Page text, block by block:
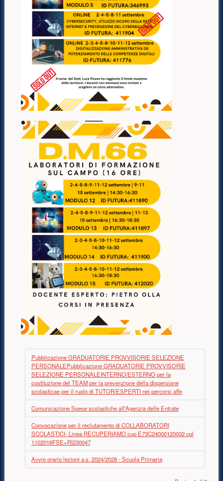
Pubblicazione GRADUATORIE PROVVISORIE SELEZIONE
PERSONALEPubblicazione GRADUATORIE PROVVISORIE
SELEZIONE PERSONALEINTERNO/ESTERNO per la
costituzione del TEAM per la prevenzione della dispersione
scolasticae per il ruolo di TUTOR/ESPERTI nei percorsi affe
Comunicazione Spese scolastiche all'Agenzia delle Entrate
Convocazione per il reclutamento di COLLABORATORI
SCOLASTICI- Linea RECUPERIAMO cup E73C24000120002 cpl
1102016FSE+RI230047
Avvio orario lezioni a.s. 2024/2028 - Scuola Primaria